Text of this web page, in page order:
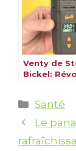
Venty de
Bickel:
Herbes
Santé
Le